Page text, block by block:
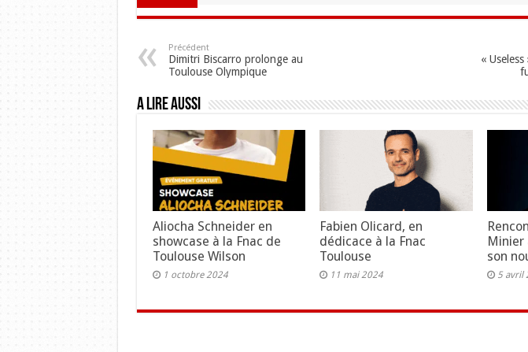
Précédent
Dimitri Biscarro prolonge au
Toulouse Olympique
«
A lire aussi
Aliocha Schneider en
showcase à la Fnac de
Toulouse Wilson
1 octobre 2024
Fabien Olicard, en
dédicace à la Fnac
Toulouse
11 mai 2024
Minier
son
5 avril